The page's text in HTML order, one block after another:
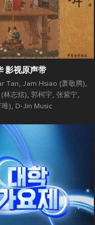
影视原声带
Tan, Jam Hsiao (萧敬腾),
林志炫), 郭柯宇, 张紫宁,
唯), D-Jin Music